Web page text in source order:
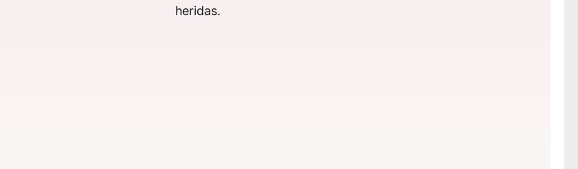
heridas.